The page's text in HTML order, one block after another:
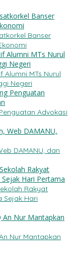
Banser
Alumni MTs Nurul
Negeri
Advokasi
DAMANU, dan
Rakyat
Sejak Hari
Nur Mantapkan